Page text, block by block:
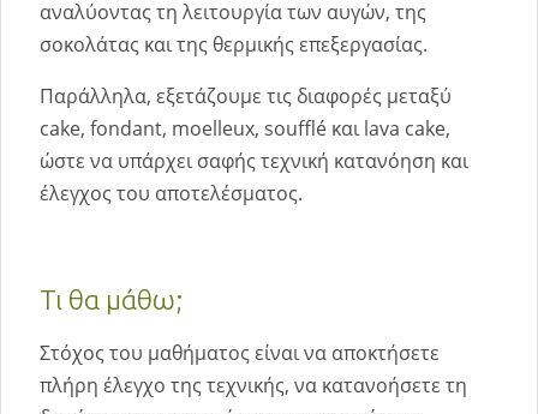
αναλύοντας τη λειτουργία των αυγών, της
σοκολάτας και της θερμικής επεξεργασίας.
Παράλληλα, εξετάζουμε τις διαφορές μεταξύ
cake, fondant, moelleux, soufflé και lava cake,
ώστε να υπάρχει σαφής τεχνική κατανόηση και
έλεγχος του αποτελέσματος.
Τι θα μάθω;
Στόχος του μαθήματος είναι να αποκτήσετε
πλήρη έλεγχο της τεχνικής, να κατανοήσετε τη